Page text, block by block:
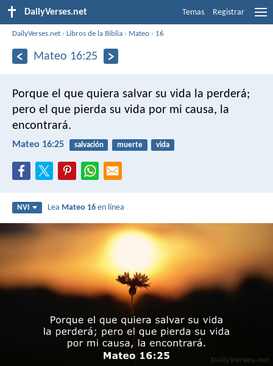
DailyVerses.net Temas Registrar
DailyVerses.net ›Libros de la Biblia › Mateo › 16
Mateo 16:25
Porque el que quiera salvar su vida la perderá;
pero el que pierda su vida por mi causa, la
encontrará.
Mateo 16:25 salvación muerte vida
NVI Lea Mateo 16 en línea